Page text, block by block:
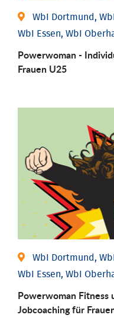
WbI Dortmund,
WbI Essen, WbI
Powerwoman -
Frauen U25
WbI Dortmund,
WbI Essen, WbI
Powerwoman Fitness
Job­coaching für